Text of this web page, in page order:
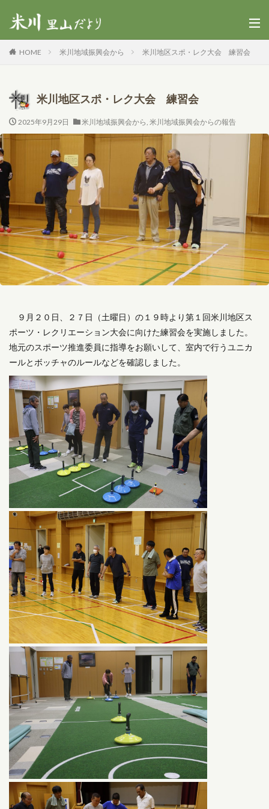
HOME 米川地域振興会から 米川地区スポ・レク大会 練習会
米川地区スポ・レク大会 練習会
2025年9月29日 米川地域振興会から, 米川地域振興会からの報告
９月２０日、２７日（土曜日）の１９時より第１回米川地区ス
ポーツ・レクリエーション大会に向けた練習会を実施しました。
地元のスポーツ推進委員に指導をお願いして、室内で行うユニカ
ールとボッチャのルールなどを確認しました。